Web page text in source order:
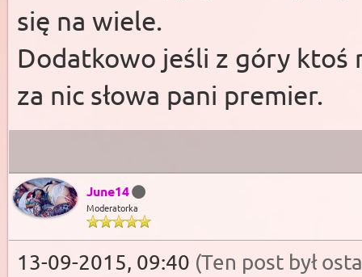
się na wiele.
Dodatkowo jeśli z góry ktoś
za nic słowa pani premier.
June14
Moderatorka
13-09-2015, 09:40 (Ten post był